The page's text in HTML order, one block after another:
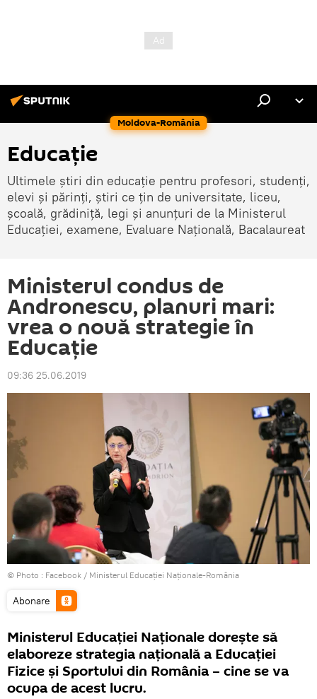
Moldova-România
Educație
Ultimele știri din educație pentru profesori, studenți,
elevi și părinți, știri ce țin de universitate, liceu,
școală, grădiniță, legi și anunțuri de la Ministerul
Educației, examene, Evaluare Națională, Bacalaureat
Ministerul condus de
Andronescu, planuri mari:
vrea o nouă strategie în
Educație
09:36 25.06.2019
© Photo : Facebook / Ministerul Educației Naționale-România
Abonare
Ministerul Educației Naționale dorește să
elaboreze strategia națională a Educației
Fizice și Sportului din România – cine se va
ocupa de acest lucru.